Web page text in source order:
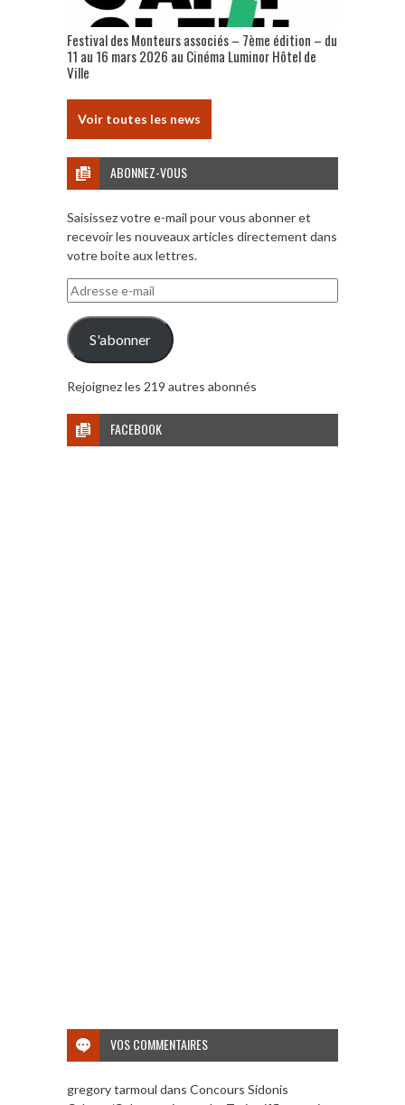
Festival des Monteurs associés – 7ème édition – du
11 au 16 mars 2026 au Cinéma Luminor Hôtel de
Ville
Voir toutes les news
ABONNEZ-VOUS
Saisissez votre e-mail pour vous abonner et
recevoir les nouveaux articles directement dans
votre boite aux lettres.
Adresse
e-
mail
S'abonner
Rejoignez les 219 autres abonnés
FACEBOOK
VOS COMMENTAIRES
gregory tarmoul dans Concours Sidonis